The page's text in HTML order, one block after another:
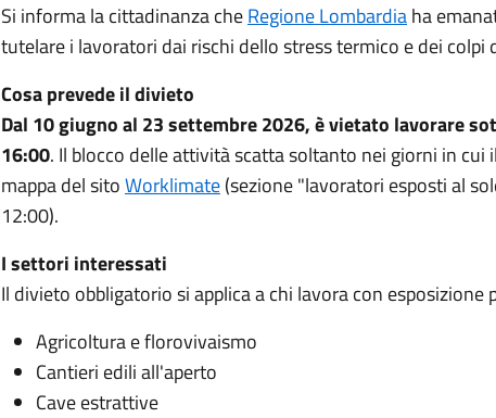
Si informa la cittadinanza cheRegione Lombardiaha
tutelare i lavoratori dai rischi dello stress termico e dei colpi
Cosa prevede il divieto
Dal 10 giugno al 23 settembre 2026, è vietato lavorare
16:00. Il blocco delle attività scatta soltanto nei giorni in cui
mappa del sitoWorklimate(sezione "lavoratori esposti al
12:00).
I settori interessati
Il divieto obbligatorio si applica a chi lavora con
Agricoltura e florovivaismo
Cantieri edili all'aperto
Cave estrattive